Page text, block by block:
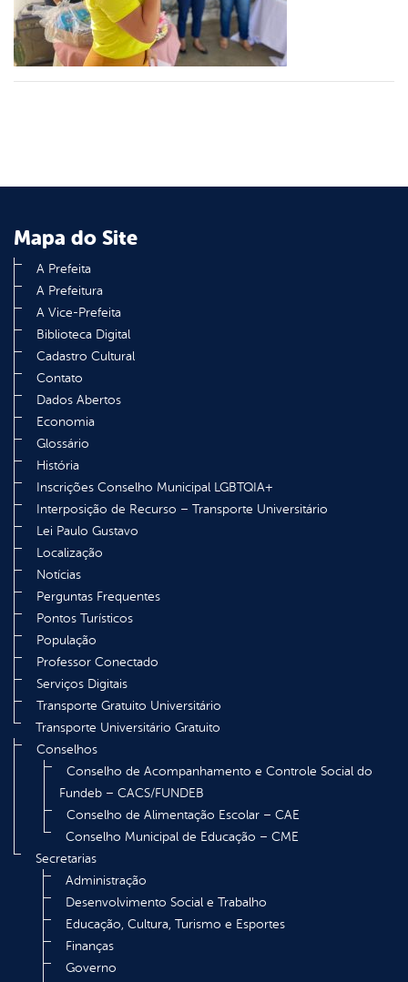
Mapa do Site
A Prefeita
A Prefeitura
A Vice-Prefeita
Biblioteca Digital
Cadastro Cultural
Contato
Dados Abertos
Economia
Glossário
História
Inscrições Conselho Municipal LGBTQIA+
Interposição de Recurso – Transporte Universitário
Lei Paulo Gustavo
Localização
Notícias
Perguntas Frequentes
Pontos Turísticos
População
Professor Conectado
Serviços Digitais
Transporte Gratuito Universitário
Transporte Universitário Gratuito
Conselhos
Conselho de Acompanhamento e Controle Social do
Fundeb – CACS/FUNDEB
Conselho de Alimentação Escolar – CAE
Conselho Municipal de Educação – CME
Secretarias
Administração
Desenvolvimento Social e Trabalho
Educação, Cultura, Turismo e Esportes
Finanças
Governo